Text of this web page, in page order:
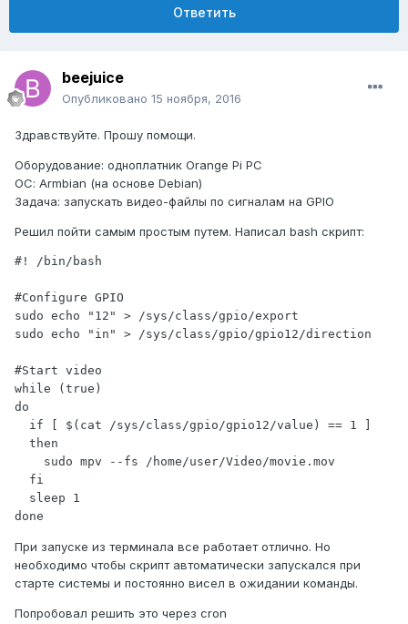
Ответить
beejuice
Опубликовано 15 ноября, 2016
Здравствуйте. Прошу помощи.
Оборудование: одноплатник Orange Pi PC
ОС: Armbian (на основе Debian)
Задача: запускать видео-файлы по сигналам на GPIO
Решил пойти самым простым путем. Написал bash скрипт:
#Configure GPIO
sudo echo "12" > /sys/class/gpio/export
sudo echo "in" > /sys/class/gpio/gpio12/direction
#Start video
while ( true
do
if [ $(cat /sys/class/gpio/gpio12/value) == 1
then
sudo mpv --fs /home/user/Video/movie.mov
fi
  sleep
1
done
При запуске из терминала все работает отлично. Но
необходимо чтобы скрипт автоматически запускался при
старте системы и постоянно висел в ожидании команды.
Попробовал решить это через cron